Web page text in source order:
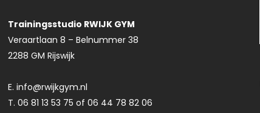
Trainingsstudio RWIJK GYM
Veraartlaan 8 – Belnummer 38
2288 GM Rijswijk
E. info@rwijkgym.nl
T. 06 81 13 53 75 of 06 44 78 82 06